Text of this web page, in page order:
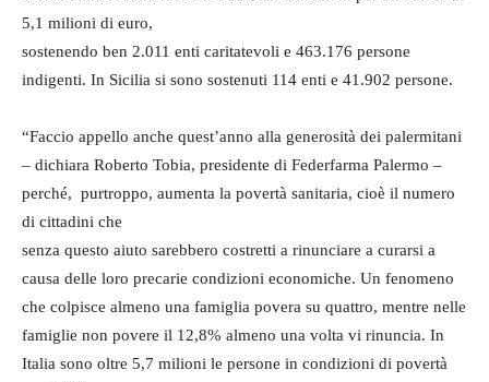
5,1 milioni di euro,
sostenendo ben 2.011 enti caritatevoli e 463.176 persone
indigenti. In Sicilia si sono sostenuti 114 enti e 41.902 persone.
“Faccio appello anche quest’anno alla generosità dei palermitani
– dichiara Roberto Tobia, presidente di Federfarma Palermo –
perché, purtroppo, aumenta la povertà sanitaria, cioè il numero
di cittadini che
senza questo aiuto sarebbero costretti a rinunciare a curarsi a
causa delle loro precarie condizioni economiche. Un fenomeno
che colpisce almeno una famiglia povera su quattro, mentre nelle
famiglie non povere il 12,8% almeno una volta vi rinuncia. In
Italia sono oltre 5,7 milioni le persone in condizioni di povertà